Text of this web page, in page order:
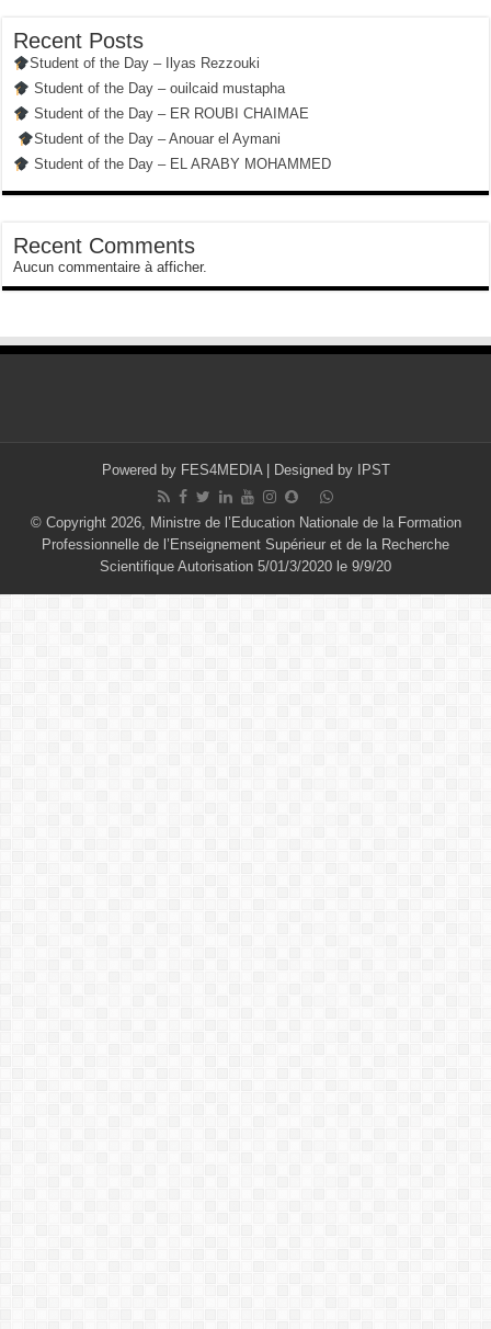
Recent Posts
Student of the Day – Ilyas Rezzouki
Student of the Day – ouilcaid mustapha
Student of the Day – ER ROUBI CHAIMAE
Student of the Day – Anouar el Aymani
Student of the Day – EL ARABY MOHAMMED
Recent Comments
Aucun commentaire à afficher.
Powered by FES4MEDIA| Designed by IPST
© Copyright 2026, Ministre de l’Education Nationale de la Formation
Professionnelle de l’Enseignement Supérieur et de la Recherche
Scientifique Autorisation 5/01/3/2020 le 9/9/20